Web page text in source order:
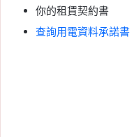
你的租賃契約書
查詢用電資料承諾書